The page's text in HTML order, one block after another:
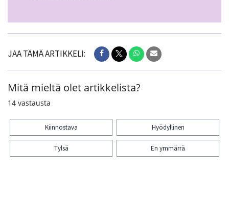
JAA TÄMÄ ARTIKKELI:
Mitä mieltä olet artikkelista?
14 vastausta
Kiinnostava Hyödyllinen
Tylsä En ymmärrä